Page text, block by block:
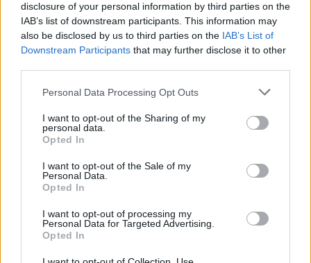
disclosure of your personal information by third parties on the
IAB’s list of downstream participants. This information may
also be disclosed by us to third parties on the IAB’s List of
Downstream Participants that may further disclose it to other
Please note that this website/app uses one or more Google
not limited to your visit or usage behaviour. You may click to
grant or deny consent to Google and its third-party tags to
use your data for below specified purposes in below Google
consent section.
Personal Data Processing Opt Outs
I want to opt-out of the Sharing of my
personal data.
Opted In
I want to opt-out of the Sale of my
Personal Data.
Opted In
I want to opt-out of processing my
Personal Data for Targeted Advertising.
Opted In
MAGYAR ÉPÍTŐK
Útépítés
BKK KM Építő Kft. Főmterv Mérnöki Tervező Zrt.
Látványos építési szakasz indult be a Flórián téri